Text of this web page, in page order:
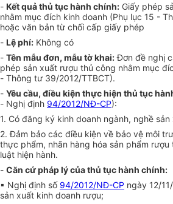
- Kết quả thủ tục hành chính: Giấy phép
nhằm mục đích kinh doanh (Phụ lục 15 -
hoặc văn bản từ chối cấp giấy phép
- Lệ phí: Không có
- Tên mẫu đơn, mẫu tờ khai:Đơn đề nghị
phép sản xuất rượu thủ công nhằm mục
- Thông tư 39/2012/TTBCT).
- Yêu cầu, điều kiện thực hiện thủ tục
- Nghị định 94/2012/NĐ-CP):
1. Có đăng ký kinh doanh ngành, nghề
2. Đảm bảo các điều kiện về bảo vệ môi
thực phẩm, nhãn hàng hóa sản phẩm
luật hiện hành.
- Căn cứ pháp lý của thủ tục hành chính:
▪ Nghị định số 94/2012/NĐ-CP ngày 12/
sản xuất kinh doanh rượu;